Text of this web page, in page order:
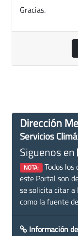
Gracias.
Dirección
Servicios
Siguenos en
NOTA: Todos los
este Portal son
se solicita citar a
como la fuente
Información